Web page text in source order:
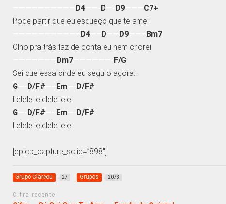
D4 D D9
C7+
Pode partir que eu esqueço que te amei
D4 D D9
Bm7
Olho pra trás faz de conta eu nem chorei
Dm7
F/G
Sei que essa onda eu seguro agora…
G
D/F# Em
D/F#
Lelele lelelele lele
G
D/F# Em
D/F#
Lelele lelelele lele
[epico_capture_sc id=”898″]
Grupo Clareou 27 Grupos 2073
Cifra recente